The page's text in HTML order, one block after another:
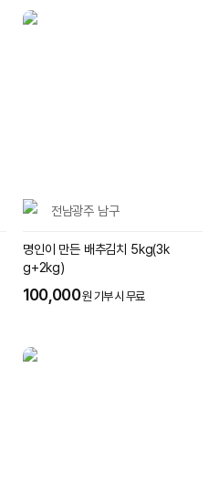
전남광주 남구
명인이 만든 배추김치 5kg(3k
g+2kg)
100,000원 기부 시 무료